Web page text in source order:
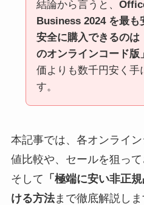
結論から言うと、
Business 2024 を最も
安全に購入できるのは
のオンラインコード版」
価よりも数千円安く手
す。
本記事では、各オンライ
値比較や、セールを狙って
そして 「極端に安い非正
ける方法まで徹底解説しま